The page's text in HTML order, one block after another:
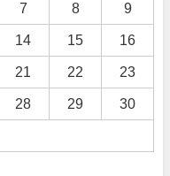
7 8 9
14 15 16
21 22 23
28 29 30